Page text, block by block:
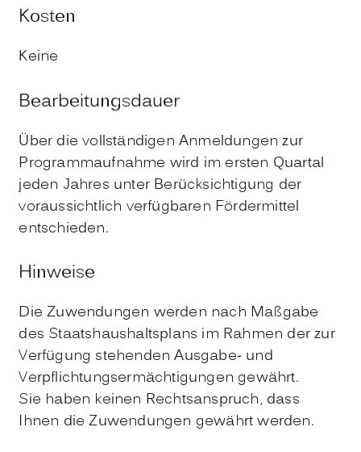
Kosten
Keine
Bearbeitungsdauer
Über die vollständigen Anmeldungen zur
Programmaufnahme wird im ersten Quartal
jeden Jahres unter Berücksichtigung der
voraussichtlich verfügbaren Fördermittel
entschieden.
Hinweise
Die Zuwendungen werden nach Maßgabe
des Staatshaushaltsplans im Rahmen der zur
Verfügung stehenden Ausgabe- und
Verpflichtungsermächtigungen gewährt.
Sie haben keinen Rechtsanspruch, dass
Ihnen die Zuwendungen gewährt werden.